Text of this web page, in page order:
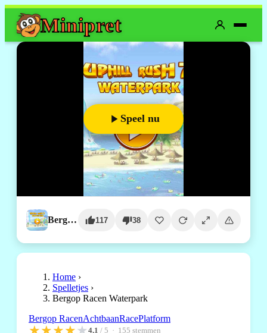
Minipret
Speel nu
Bergop Racen Waterpark 117 38
Home ›
Spelletjes ›
Bergop Racen Waterpark
Bergop RacenAchtbaanRacePlatform
4,1 / 5 · 155 stemmen